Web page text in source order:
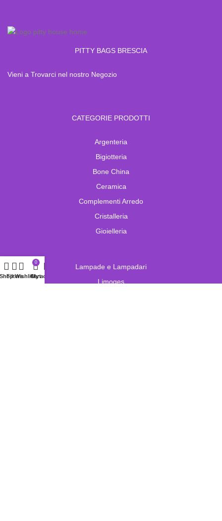
PITTY BAGS BRESCIA
Vieni a Trovarci nel nostro Negozio
CATEGORIE PRODOTTI
Argenteria
Bigiotteria
Bone China
Ceramica
Complementi Arredo
Cristalleria
Gioielleria
Lampade e Lampadari
Limoges
ShopFiltersWishlist
0
Cart
My account